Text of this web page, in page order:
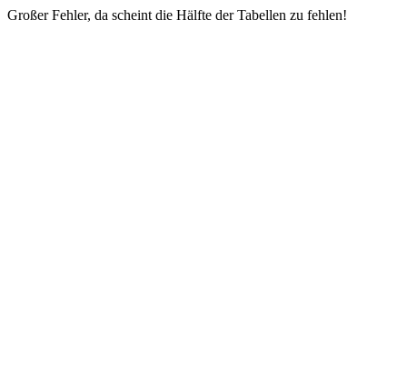
Großer Fehler, da scheint die Hälfte der Tabellen zu fehlen!